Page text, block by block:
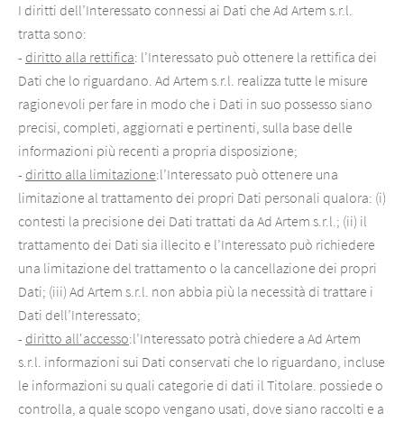
I diritti dell’Interessato connessi ai Dati che Ad Artem s.r.l.
tratta sono:
- diritto alla rettifica: l’Interessato può ottenere la rettifica dei
Dati che lo riguardano. Ad Artem s.r.l. realizza tutte le misure
ragionevoli per fare in modo che i Dati in suo possesso siano
precisi, completi, aggiornati e pertinenti, sulla base delle
informazioni più recenti a propria disposizione;
- diritto alla limitazione:l’Interessato può ottenere una
limitazione al trattamento dei propri Dati personali qualora: (i)
contesti la precisione dei Dati trattati da Ad Artem s.r.l.; (ii) il
trattamento dei Dati sia illecito e l’Interessato può richiedere
una limitazione del trattamento o la cancellazione dei propri
Dati; (iii) Ad Artem s.r.l. non abbia più la necessità di trattare i
Dati dell’Interessato;
- diritto all'accesso:l’Interessato potrà chiedere a Ad Artem
s.r.l. informazioni sui Dati conservati che lo riguardano, incluse
le informazioni su quali categorie di dati il Titolare. possiede o
controlla, a quale scopo vengano usati, dove siano raccolti e a